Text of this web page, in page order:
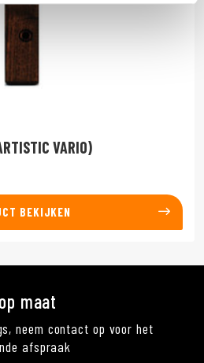
VARIO)
BEKIJKEN
maat
neem contact op voor het
afspraak